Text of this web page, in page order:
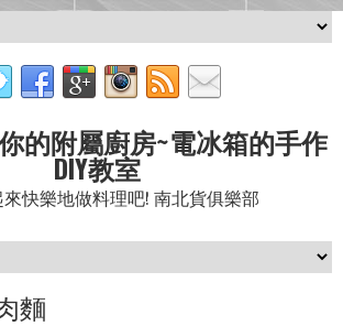
的附屬廚房~電冰箱的手作
DIY教室
來快樂地做料理吧! 南北貨俱樂部
麵